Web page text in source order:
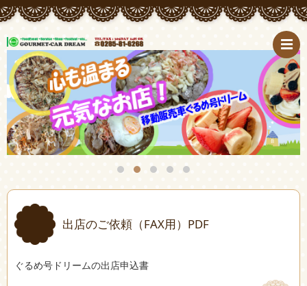
出店のご依頼（FAX用）PDF
ぐるめ号ドリームの出店申込書